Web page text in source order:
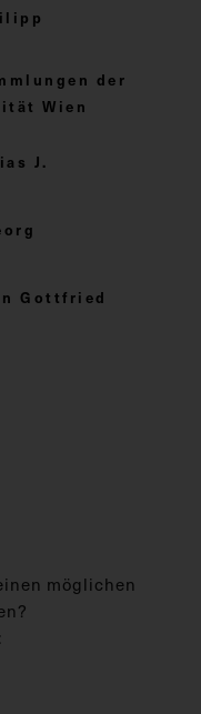
der
Wien
J.
Gottfried
möglichen